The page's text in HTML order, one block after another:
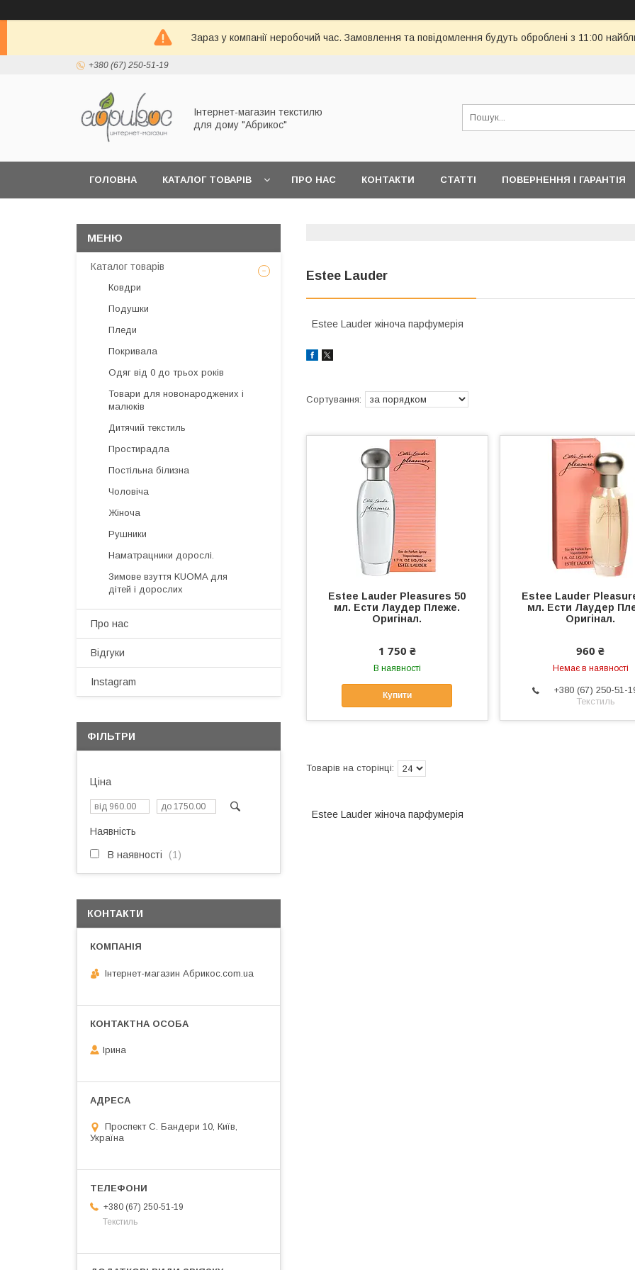
Зараз у компанії неробочий час. Замовлення та повідомлення будуть оброблені з 11:00
+380 (67) 250-51-19
Інтернет-магазин текстилю
для дому "Абрикос"
ГОЛОВНА КАТАЛОГ ТОВАРІВ ПРО НАС КОНТАКТИ СТАТТІ ПОВЕРНЕННЯ І ГАРАНТІЯ
Estee Lauder
Estee Lauder жіноча парфумерія
Estee Lauder Pleasures 50
мл. Ести Лаудер Плеже.
Оригінал.
1 750 ₴
В наявності
Купити
Estee Lauder
мл. Ести Лаудер
Оригінал.
960 ₴
Немає в наявності
+380 (67) 250-51-
Текстиль
Estee Lauder жіноча парфумерія
Каталог товарів
Ковдри
Подушки
Пледи
Покривала
Одяг від 0 до трьох років
Товари для новонароджених і
малюків
Дитячий текстиль
Простирадла
Постільна білизна
Чоловіча
Жіноча
Рушники
Наматрацники дорослі.
Зимове взуття KUOMA для
дітей і дорослих
Про нас
Відгуки
Instagram
ФІЛЬТРИ
Ціна
Наявність
В наявності 1
КОНТАКТИ
Інтернет-магазин Абрикос.com.ua
Ірина
Проспект С. Бандери 10, Київ,
Україна
+380 (67) 250-51-19
Текстиль